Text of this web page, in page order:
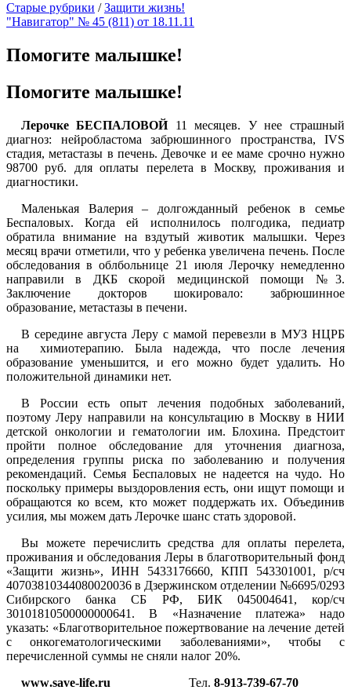
Старые рубрики /Защити жизнь!
"Навигатор" № 45 (811) от 18.11.11
Помогите малышке!
Помогите малышке!
Лерочке БЕСПАЛОВОЙ11 месяцев. У нее страшный
диагноз: нейробластома забрюшинного пространства, IVS
стадия, метастазы в печень. Девочке и ее маме срочно нужно
98700 руб. для оплаты перелета в Москву, проживания и
диагностики.
Маленькая Валерия – долгожданный ребенок в семье
Беспаловых. Когда ей исполнилось полгодика, педиатр
обратила внимание на вздутый животик малышки. Через
месяц врачи отметили, что у ребенка увеличена печень. После
обследования в облбольнице 21 июля Лерочку немедленно
направили в ДКБ скорой медицинской помощи №3.
Заключение докторов шокировало: забрюшинное
образование, метастазы в печени.
В середине августа Леру с мамой перевезли в МУЗ НЦРБ
на
химиотерапию. Была надежда, что после лечения
образование уменьшится, и его можно будет удалить. Но
положительной динамики нет.
В России есть опыт лечения подобных заболеваний,
поэтому Леру направили на консультацию в Москву в НИИ
детской онкологии и гематологии им. Блохина. Предстоит
пройти полное обследование для уточнения диагноза,
определения группы риска по заболеванию и получения
рекомендаций. Семья Беспаловых не надеется на чудо. Но
поскольку примеры выздоровления есть, они ищут помощи и
обращаются ко всем, кто может поддержать их. Объединив
усилия, мы можем дать Лерочке шанс стать здоровой.
Вы можете перечислить средства для оплаты перелета,
проживания и обследования Леры вблаготворительный фонд
«Защити жизнь», ИНН 5433176660, КПП 543301001, р/сч
40703810344080020036 в Дзержинском отделении №6695/0293
Сибирского банка СБ РФ, БИК 045004641, кор/сч
30101810500000000641. В «Назначение платежа» надо
указать: «Благотворительное пожертвование на лечение детей
с онкогематологическими заболеваниями», чтобы с
перечисленной суммы не сняли налог 20%.
www.save-life.ru Тел.8-913-739-67-70